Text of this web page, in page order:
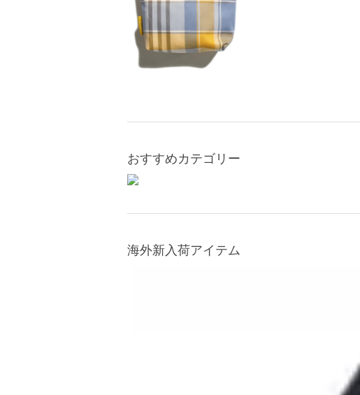
おすすめカテゴリー
海外新入荷アイテム